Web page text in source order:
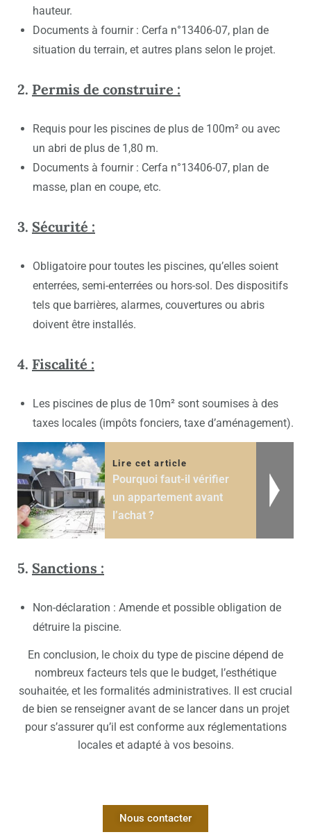
hauteur.
Documents à fournir : Cerfa n°13406-07, plan de
situation du terrain, et autres plans selon le projet.
2. Permis de construire :
Requis pour les piscines de plus de 100m² ou avec
un abri de plus de 1,80 m.
Documents à fournir : Cerfa n°13406-07, plan de
masse, plan en coupe, etc.
3. Sécurité :
Obligatoire pour toutes les piscines, qu’elles soient
enterrées, semi-enterrées ou hors-sol. Des dispositifs
tels que barrières, alarmes, couvertures ou abris
doivent être installés.
4. Fiscalité :
Les piscines de plus de 10m² sont soumises à des
taxes locales (impôts fonciers, taxe d’aménagement).
Lire cet article
Pourquoi faut-il vérifier
un appartement avant
l’achat ?
5. Sanctions :
Non-déclaration : Amende et possible obligation de
détruire la piscine.
En conclusion, le choix du type de piscine dépend de
nombreux facteurs tels que le budget, l’esthétique
souhaitée, et les formalités administratives. Il est crucial
de bien se renseigner avant de se lancer dans un projet
pour s’assurer qu’il est conforme aux réglementations
locales et adapté à vos besoins.
Nous contacter